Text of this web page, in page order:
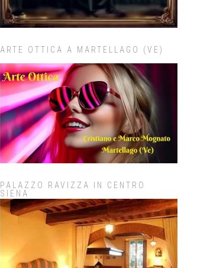
ARTE OTTICA A MARTELLAGO (VE)
PALAZZO RAVIZZA IN CENTRO
SIENA